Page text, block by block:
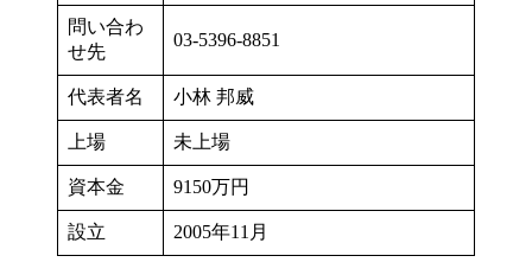
問い合わ
せ先
03-5396-8851
代表者名 小林 邦威
上場 未上場
資本金 9150万円
設立 2005年11月